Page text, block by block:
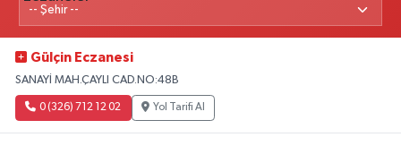
Gülçin Eczanesi
SANAYİ MAH.ÇAYLI CAD.NO:48B
0 (326) 712 12 02 Yol Tarifi Al